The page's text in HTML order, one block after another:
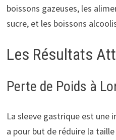
boissons gazeuses, les
sucre, et les boissons
Les Résultats
Perte de Poids à
La sleeve gastrique est une
a pour but de réduire la